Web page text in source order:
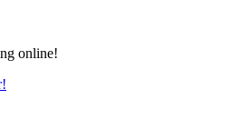
online!